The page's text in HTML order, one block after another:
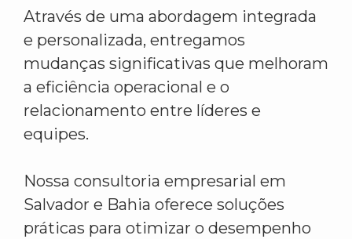
Através de uma abordagem integrada
e personalizada, entregamos
mudanças significativas que melhoram
a eficiência operacional e o
relacionamento entre líderes e
equipes.
Nossa consultoria empresarial em
Salvador e Bahia oferece soluções
práticas para otimizar o desempenho